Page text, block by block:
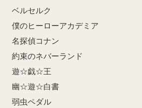
ベルセルク
僕のヒーローアカデミア
名探偵コナン
約束のネバーランド
遊☆戯☆王
幽☆遊☆白書
弱虫ペダル